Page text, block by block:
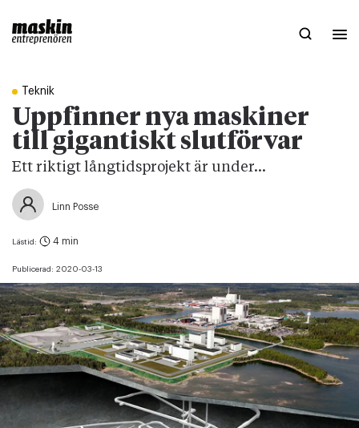
Teknik
Uppfinner nya maskiner
till gigantiskt slutförvar
Ett riktigt långtidsprojekt är under...
Linn Posse
Publicerad: 2020-03-13
Lästid: 4 min